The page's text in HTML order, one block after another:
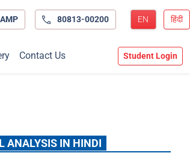
80813-00200 EN हिंदी
Contact Us Student Login
ANALYSIS IN HINDI